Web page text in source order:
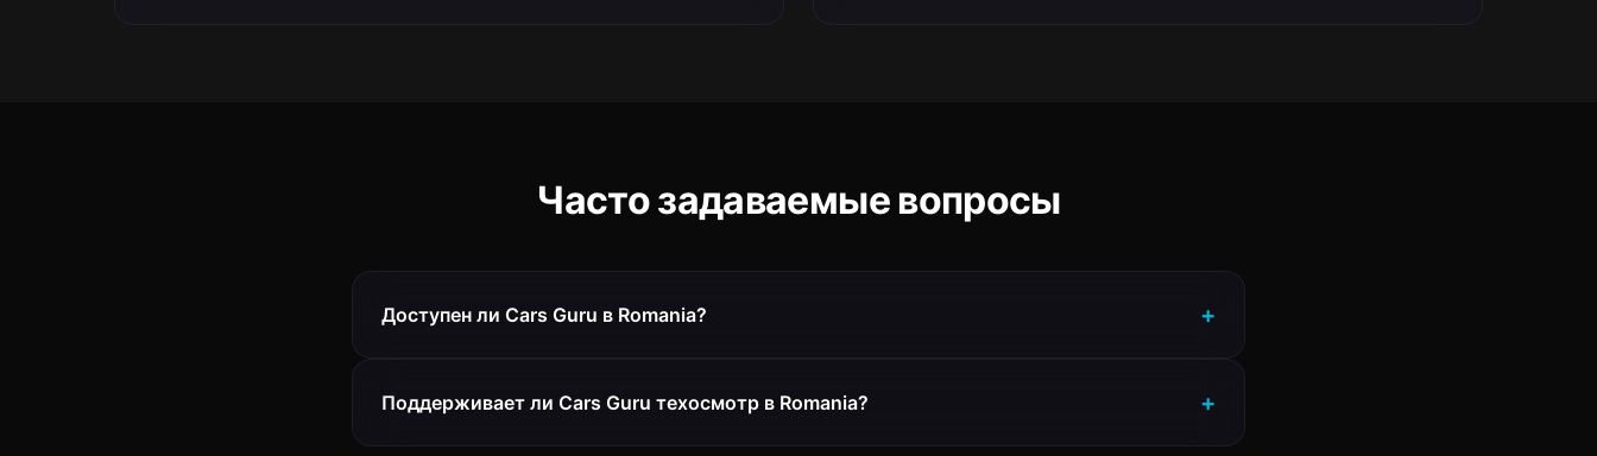
Часто задаваемые вопросы
Доступен ли Cars Guru в Romania?
Поддерживает ли Cars Guru техосмотр в Romania?